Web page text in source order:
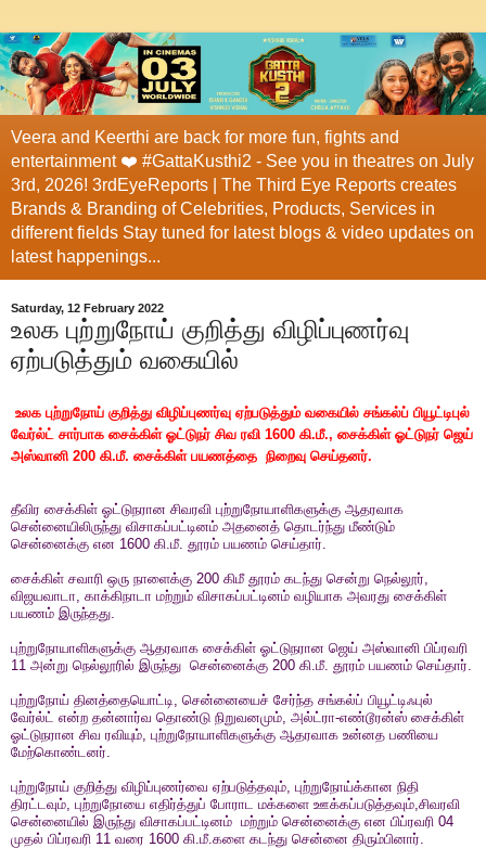
Veera and Keerthi are back for more fun, fights and
entertainment ❤️ #GattaKusthi2 - See you in theatres on July
3rd, 2026! 3rdEyeReports | The Third Eye Reports creates
Brands & Branding of Celebrities, Products, Services in
different fields Stay tuned for latest blogs & video updates on
latest happenings...
Saturday, 12 February 2022
உலக புற்றுநோய் குறித்து விழிப்புணர்வு
ஏற்படுத்தும் வகையில்
உலக புற்றுநோய் குறித்து விழிப்புணர்வு ஏற்படுத்தும் வகையில் சங்கல்ப் பியூட்டிபுல்
வேர்ல்ட் சார்பாக சைக்கிள் ஓட்டுநர் சிவ ரவி 1600 கி.மீ., சைக்கிள் ஓட்டுநர் ஜெய்
அஸ்வானி 200 கி.மீ. சைக்கிள் பயணத்தை நிறைவு செய்தனர்.
தீவிர சைக்கிள் ஓட்டுநரான சிவரவி புற்றுநோயாளிகளுக்கு ஆதரவாக
சென்னையிலிருந்து விசாகப்பட்டினம் அதனைத் தொடர்ந்து மீண்டும்
சென்னைக்கு என 1600 கி.மீ. தூரம் பயணம் செய்தார்.
சைக்கிள் சவாரி ஒரு நாளைக்கு 200 கிமீ தூரம் கடந்து சென்று நெல்லூர்,
விஜயவாடா, காக்கிநாடா மற்றும் விசாகப்பட்டினம் வழியாக அவரது சைக்கிள்
பயணம் இருந்தது.
புற்றுநோயாளிகளுக்கு ஆதரவாக சைக்கிள் ஓட்டுநரான ஜெய் அஸ்வானி பிப்ரவரி
11 அன்று நெல்லூரில் இருந்து சென்னைக்கு 200 கி.மீ. தூரம் பயணம் செய்தார்.
புற்றுநோய் தினத்தையொட்டி, சென்னையைச் சேர்ந்த சங்கல்ப் பியூட்டிஃபுல்
வேர்ல்ட் என்ற தன்னார்வ தொண்டு நிறுவனமும், அல்ட்ரா-எண்டூரன்ஸ் சைக்கிள்
ஓட்டுநரான சிவ ரவியும், புற்றுநோயாளிகளுக்கு ஆதரவாக உன்னத பணியை
மேற்கொண்டனர்.
புற்றுநோய் குறித்து விழிப்புணர்வை ஏற்படுத்தவும், புற்றுநோய்க்கான நிதி
திரட்டவும், புற்றுநோயை எதிர்த்துப் போராட மக்களை ஊக்கப்படுத்தவும்,சிவரவி
சென்னையில் இருந்து விசாகப்பட்டினம் மற்றும் சென்னைக்கு என பிப்ரவரி 04
முதல் பிப்ரவரி 11 வரை 1600 கி.மீ.களை கடந்து சென்னை திரும்பினார்.